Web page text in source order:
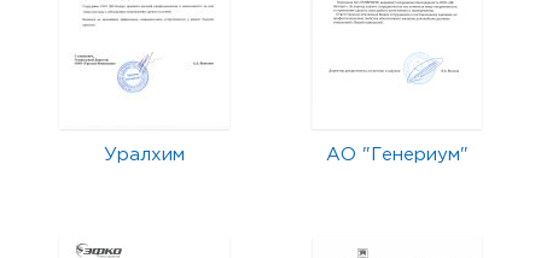
Уралхим АО "Генериум"